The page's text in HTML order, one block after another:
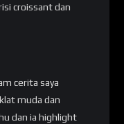
croissant dan
cerita saya
muda dan
dan ia highlight